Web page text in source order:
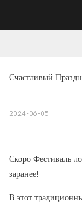
Счастливый
2024-06-05
Скоро Фестиваль
заранее!
В этот